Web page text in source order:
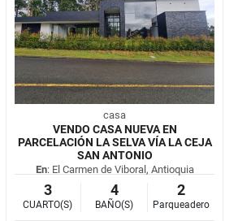
casa
VENDO CASA NUEVA EN
PARCELACIÓN LA SELVA VÍA LA CEJA
SAN ANTONIO
En: El Carmen de Viboral, Antioquia
3
CUARTO(S)
4
BAÑO(S)
2
Parqueadero